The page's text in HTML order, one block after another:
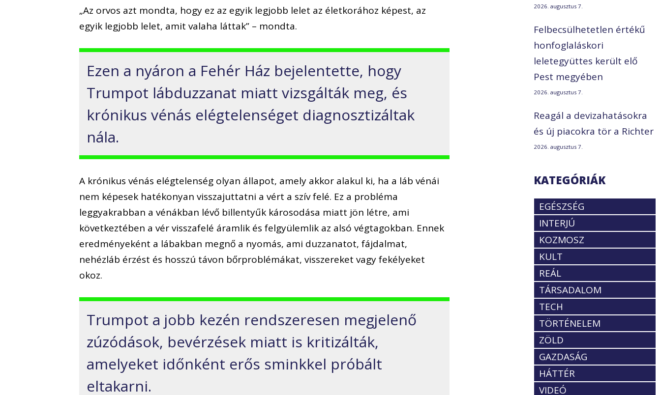
„Az orvos azt mondta, hogy ez az egyik legjobb lelet az életkorához képest, az
egyik legjobb lelet, amit valaha láttak” – mondta.
Ezen a nyáron a Fehér Ház bejelentette, hogy
Trumpot lábduzzanat miatt vizsgálták meg, és
krónikus vénás elégtelenséget diagnosztizáltak
nála.
A krónikus vénás elégtelenség olyan állapot, amely akkor alakul ki, ha a láb vénái
nem képesek hatékonyan visszajuttatni a vért a szív felé. Ez a probléma
leggyakrabban a vénákban lévő billentyűk károsodása miatt jön létre, ami
következtében a vér visszafelé áramlik és felgyülemlik az alsó végtagokban. Ennek
eredményeként a lábakban megnő a nyomás, ami duzzanatot, fájdalmat,
nehézláb érzést és hosszú távon bőrproblémákat, visszereket vagy fekélyeket
okoz.
Trumpot a jobb kezén rendszeresen megjelenő
zúzódások, bevérzések miatt is kritizálták,
amelyeket időnként erős sminkkel próbált
eltakarni.
2026. augusztus 7.
Felbecsülhetetlen értékű
honfoglaláskori
leletegyüttes került elő
Pest megyében
2026. augusztus 7.
Reagál a devizahatásokra
és új piacokra tör a Richter
2026. augusztus 7.
KATEGÓRIÁK
EGÉSZSÉG
INTERJÚ
KOZMOSZ
KULT
REÁL
TÁRSADALOM
TECH
TÖRTÉNELEM
ZÖLD
GAZDASÁG
HÁTTÉR
VIDEÓ